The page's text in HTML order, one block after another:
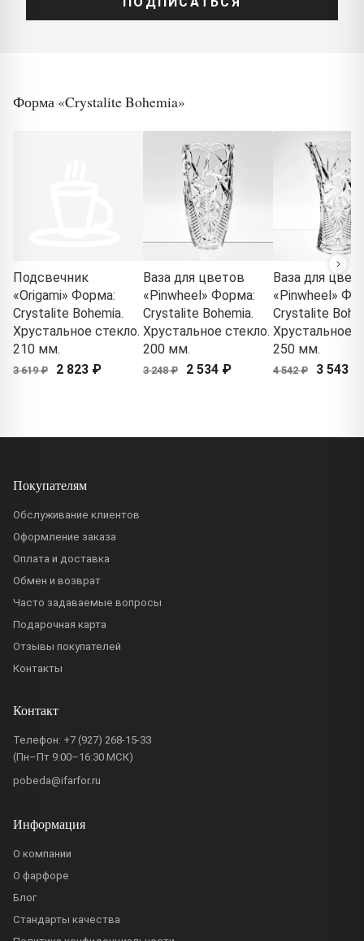
Форма «Crystalite Bohemia»
Подсвечник
«Origami» Форма:
Crystalite Bohemia.
Хрустальное стекло.
210 мм.
3 619 ₽ 2 823 ₽
Ваза для цветов
«Pinwheel» Форма:
Crystalite Bohemia.
Хрустальное стекло.
200 мм.
3 248 ₽ 2 534 ₽
Ваза для
«Pinwheel»
Crystalite
Хрустальное
250 мм.
4 542 ₽ 3 543 ₽
Покупателям
Обслуживание клиентов
Оформление заказа
Оплата и доставка
Обмен и возврат
Часто задаваемые вопросы
Подарочная карта
Отзывы покупателей
Контакты
Контакт
Телефон: +7 (927) 268-15-33
(Пн–Пт 9:00–16:30 МСК)
pobeda@ifarfor.ru
Информация
О компании
О фарфоре
Блог
Стандарты качества